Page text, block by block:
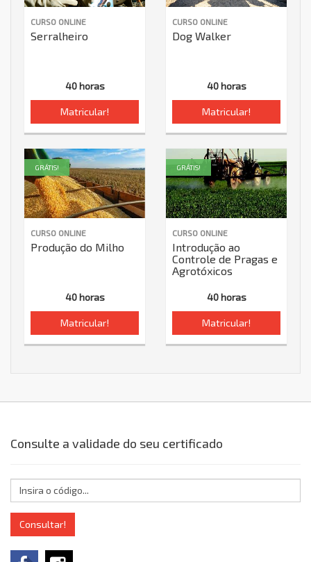
CURSO ONLINE
Serralheiro
40 horas
Matricular!
CURSO ONLINE
Dog Walker
40 horas
Matricular!
CURSO ONLINE
Produção do Milho
40 horas
Matricular!
GRÁTIS!
CURSO ONLINE
Introdução ao
Controle de Pragas e
Agrotóxicos
40 horas
Matricular!
GRÁTIS!
Consulte a validade do seu certificado
Consultar!